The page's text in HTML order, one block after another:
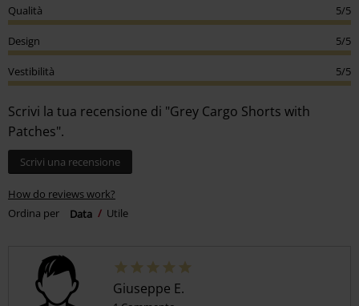
Qualità
5/5
Design 5/5
Vestibilità 5/5
Scrivi la tua recensione di "Grey Cargo Shorts with
Patches".
Scrivi una recensione
How do reviews work?
Ordina per
Data Utile
Giuseppe E.